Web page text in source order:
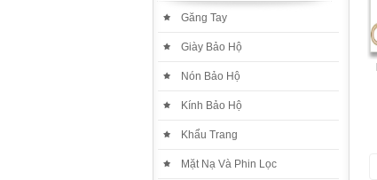
Găng Tay
Giày Bảo Hộ
Nón Bảo Hộ
Kính Bảo Hộ
Khẩu Trang
Mặt Nạ Và Phin Lọc